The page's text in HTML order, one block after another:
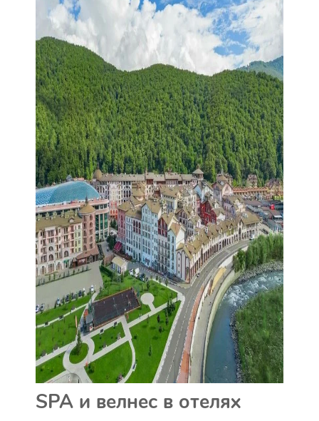
SPA и велнес в отелях